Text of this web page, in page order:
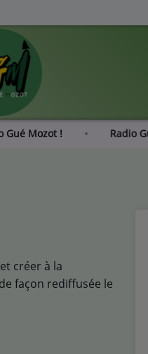
Radio Gué Mozot !
créer à la
façon rediffusée le